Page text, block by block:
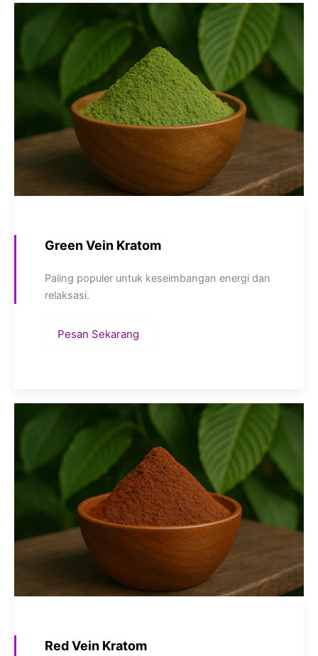
Green Vein Kratom
Paling populer untuk keseimbangan energi dan
relaksasi.
Pesan Sekarang
Red Vein Kratom